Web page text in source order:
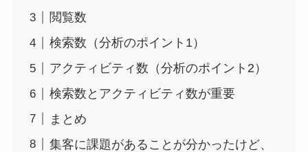
閲覧数
検索数（分析のポイント1）
アクティビティ数（分析のポイント2）
検索数とアクティビティ数が重要
まとめ
集客に課題があることが分かったけど、